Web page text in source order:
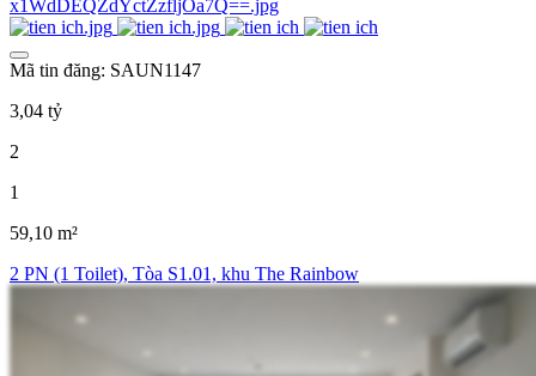
Mã tin đăng: SAUN1147
3,04 tỷ
2
1
59,10 m²
2 PN (1 Toilet), Tòa S1.01, khu The Rainbow